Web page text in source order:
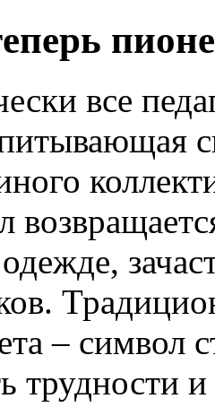
все
– символ
трудности